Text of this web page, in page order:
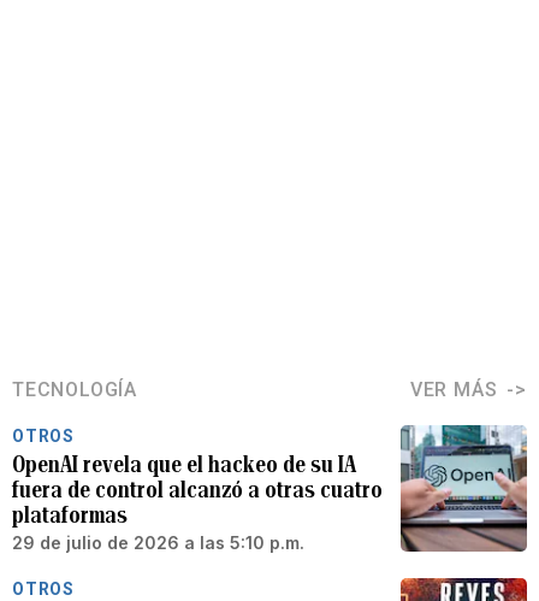
TECNOLOGÍA VER MÁS
OTROS
OpenAI revela que el hackeo de su IA
fuera de control alcanzó a otras cuatro
plataformas
29 de julio de 2026 a las 5:10 p.m.
OTROS